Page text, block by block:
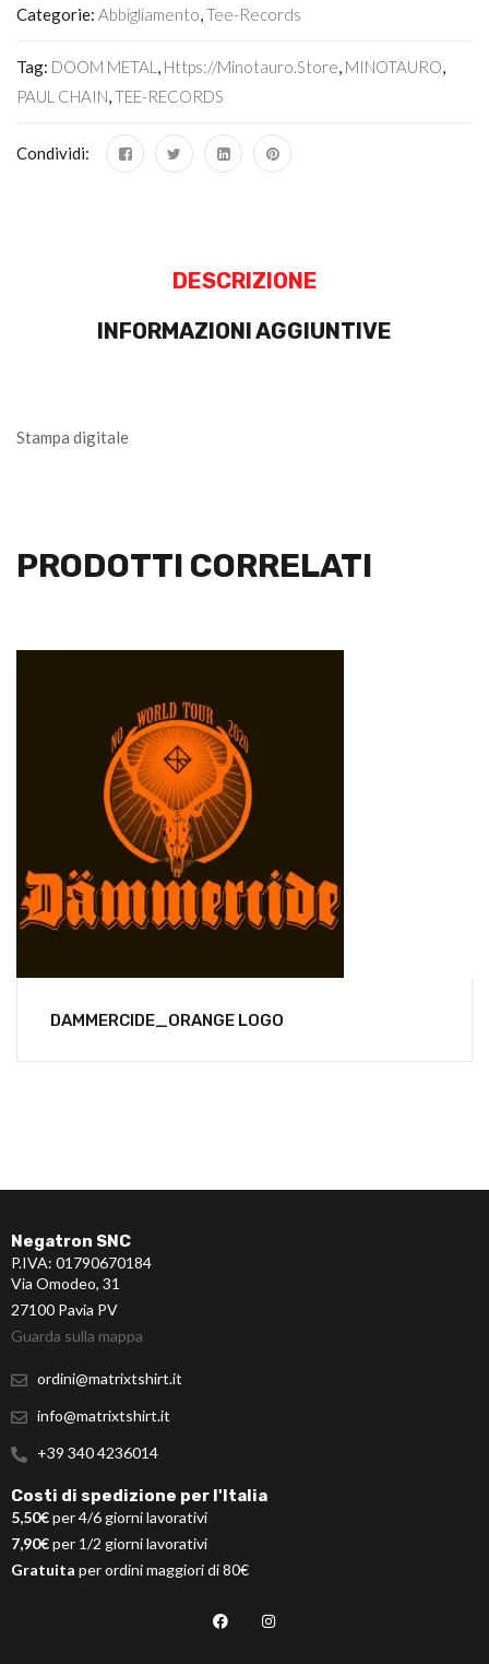
Categorie: Abbigliamento,Tee-Records
Tag: DOOM METAL , Https://minotauro.store, MINOTAURO,
PAUL CHAIN,TEE-RECORDS
Condividi:
DESCRIZIONE
INFORMAZIONI AGGIUNTIVE
Stampa digitale
PRODOTTI CORRELATI
DAMMERCIDE_ORANGE LOGO
Negatron SNC
P.IVA: 01790670184
Via Omodeo, 31
27100 Pavia PV
Guarda sulla mappa
ordini@matrixtshirt.it
info@matrixtshirt.it
+39 340 4236014
Costi di spedizione per l'Italia
5,50€per 4/6 giorni lavorativi
7,90€per 1/2 giorni lavorativi
Gratuita per ordini maggiori di 80€